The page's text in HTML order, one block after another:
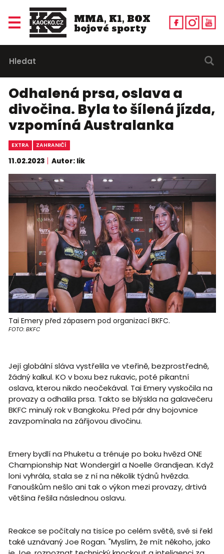
MMA, K1, BOX
bojové sporty
Odhalená prsa, oslava a
divočina. Byla to šílená jízda,
vzpomíná Australanka
EXTRA ZAHRANIČÍ
11.02.2023 Autor: lik
Tai Emery před zápasem pod organizací BKFC.
FOTO: BKFC
Její globální sláva vystřelila ve vteřině, bezprostředně,
žádný kalkul. KO v boxu bez rukavic, poté pikantní
oslava, kterou nikdo neočekával. Tai Emery vyskočila na
provazy a odhalila prsa. Takto se blýskla na galavečeru
BKFC minulý rok v Bangkoku. Před pár dny bojovnice
zavzpomínala na zářijovou divočinu.
Emery bydlí na Phuketu a trénuje po boku hvězd ONE
Championship Nat Wondergirl a Noelle Grandjean. Když
loni vyhrála, stala se z ní na několik týdnů hvězda.
Fanouškům nešlo ani tak o výkon mezi provazy, drtivá
většina řešila následnou oslavu.
Reakce se počítaly na tisíce po celém světě, své si řekl
také uznávaný Joe Rogan. "Myslím, že mít někoho, jako